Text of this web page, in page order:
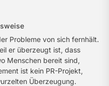
Probleme von sich fernhält.
er überzeugt ist, dass
Menschen bereit sind,
ist kein PR-Projekt,
Überzeugung.